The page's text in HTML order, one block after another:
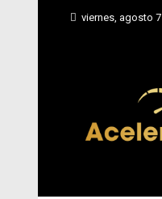
viernes, agosto 7